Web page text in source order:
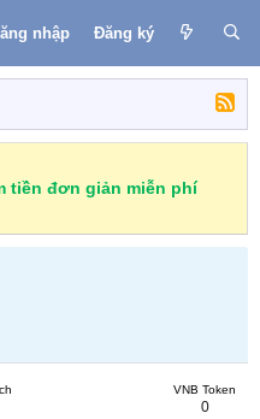
nhập Đăng ký
tiền đơn giản miễn phí
VNB Token
0